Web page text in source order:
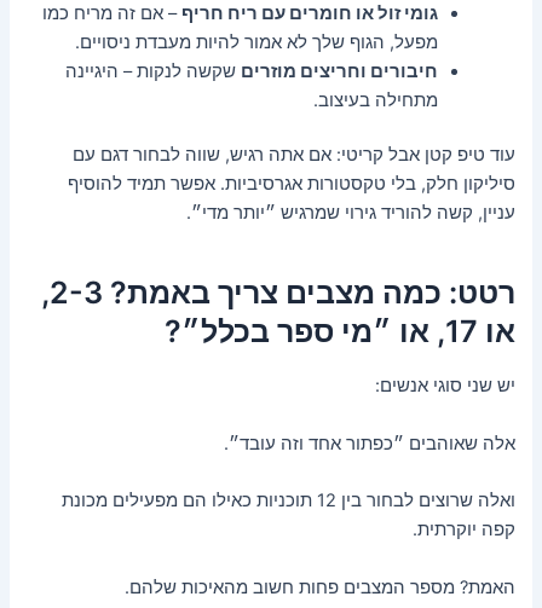
גומי זול או חומרים עם ריח חריף – אם זה מריח כמו
מפעל, הגוף שלך לא אמור להיות מעבדת ניסויים.
חיבורים וחריצים מוזרים שקשה לנקות – היגיינה
מתחילה בעיצוב.
עוד טיפ קטן אבל קריטי: אם אתה רגיש, שווה לבחור דגם עם
סיליקון חלק, בלי טקסטורות אגרסיביות. אפשר תמיד להוסיף
עניין, קשה להוריד גירוי שמרגיש ״יותר מדי״.
רטט: כמה מצבים צריך באמת? 2-3,
או 17, או ״מי ספר בכלל״?
יש שני סוגי אנשים:
אלה שאוהבים ״כפתור אחד וזה עובד״.
ואלה שרוצים לבחור בין 12 תוכניות כאילו הם מפעילים מכונת
קפה יוקרתית.
האמת? מספר המצבים פחות חשוב מהאיכות שלהם.